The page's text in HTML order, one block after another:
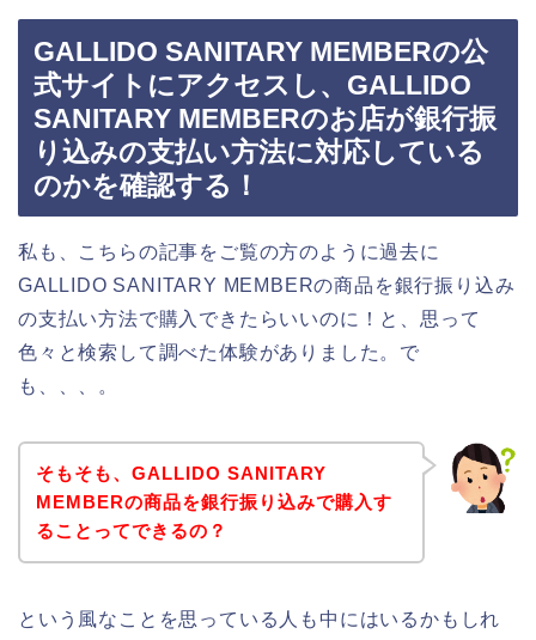
GALLIDO SANITARY MEMBERの公
式サイトにアクセスし、GALLIDO
SANITARY MEMBERのお店が銀行振
り込みの支払い方法に対応している
のかを確認する！
私も、こちらの記事をご覧の方のように過去に
GALLIDO SANITARY MEMBERの商品を銀行振り込み
の支払い方法で購入できたらいいのに！と、思って
色々と検索して調べた体験がありました。で
も、、、。
そもそも、GALLIDO SANITARY
MEMBERの商品を銀行振り込みで購入す
ることってできるの？
という風なことを思っている人も中にはいるかもしれ